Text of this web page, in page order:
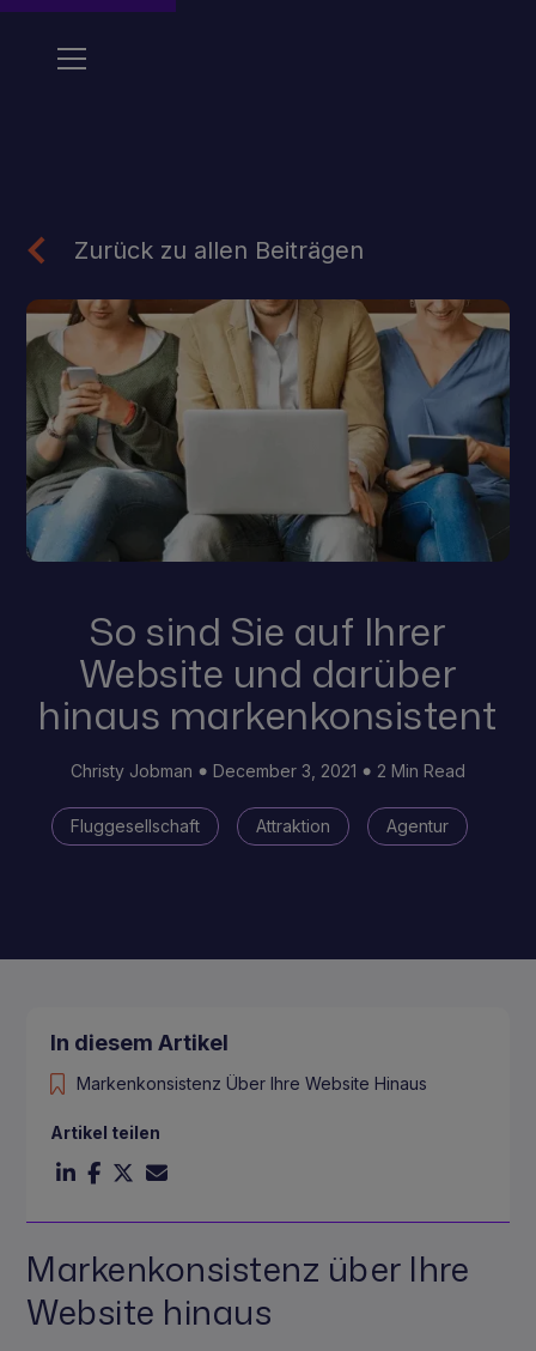
Zurück zu allen Beiträgen
So sind Sie auf Ihrer
Website und darüber
hinaus markenkonsistent
Christy Jobman December 3, 2021 2 Min Read
Fluggesellschaft Attraktion Agentur
Markenkonsistenz über Ihre
Website hinaus
In diesem Artikel
Markenkonsistenz Über Ihre Website Hinaus
Artikel teilen